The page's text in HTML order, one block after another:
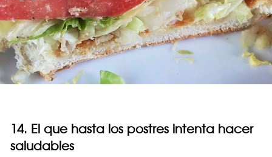
14. El que hasta los postres intenta hacer
saludables